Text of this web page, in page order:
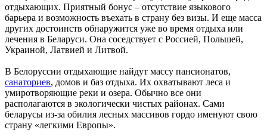
отдыхающих. Приятный бонус – отсутствие языкового
барьера и возможность въехать в страну без визы. И еще масса
других достоинств обнаружится уже во время отдыха или
лечения в Беларуси. Она соседствует с Россией, Польшей,
Украиной, Латвией и Литвой.
В Белоруссии отдыхающие найдут массу пансионатов,
санаториев, домов и баз отдыха. Их охватывают леса и
умиротворяющие реки и озера. Обычно все они
располагаются в экологически чистых районах. Сами
беларусы из-за обилия лесных массивов гордо именуют свою
страну «легкими Европы».